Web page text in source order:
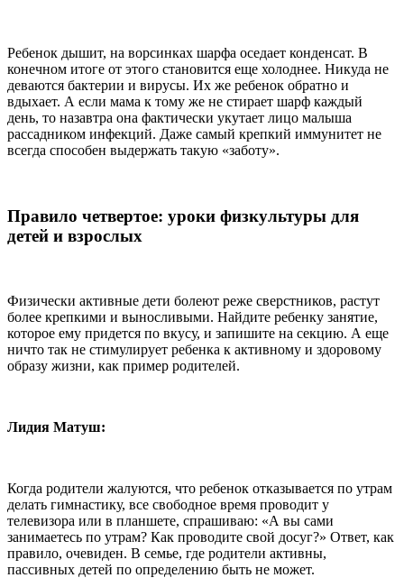
Ребенок дышит, на ворсинках шарфа оседает конденсат. В
конечном итоге от этого становится еще холоднее. Никуда не
деваются бактерии и вирусы. Их же ребенок обратно и
вдыхает. А если мама к тому же не стирает шарф каждый
день, то назавтра она фактически укутает лицо малыша
рассадником инфекций. Даже самый крепкий иммунитет не
всегда способен выдержать такую «заботу».
Правило четвертое: уроки физкультуры для
детей и взрослых
Физически активные дети болеют реже сверстников, растут
более крепкими и выносливыми. Найдите ребенку занятие,
которое ему придется по вкусу, и запишите на секцию. А еще
ничто так не стимулирует ребенка к активному и здоровому
образу жизни, как пример родителей.
Лидия Матуш:
Когда родители жалуются, что ребенок отказывается по утрам
делать гимнастику, все свободное время проводит у
телевизора или в планшете, спрашиваю: «А вы сами
занимаетесь по утрам? Как проводите свой досуг?» Ответ, как
правило, очевиден. В семье, где родители активны,
пассивных детей по определению быть не может.